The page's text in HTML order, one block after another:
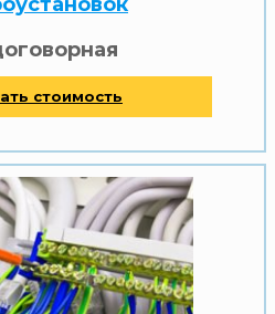
стоимость